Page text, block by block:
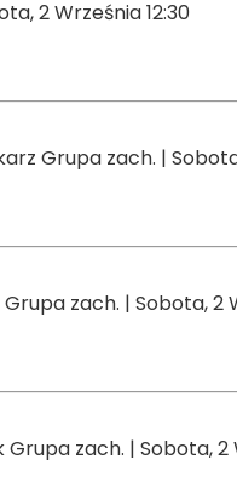
2 Września 12:30
Grupa zach. |
zach. | Sobota, 2
zach. | Sobota, 2